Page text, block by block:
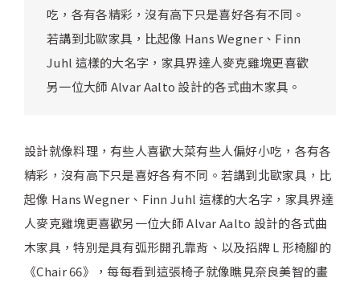
吃，各有各精彩，沒有高下只是喜好各有不同。
若講到北歐家具，比起像 Hans Wegner、Finn
Juhl 這樣的大名字，家具界達人麥克雞塊更喜歡
另一位大師 Alvar Aalto 設計的各式曲木家具。
設計就像料理，有些人喜歡大菜有些人偏好小吃，各有各
精彩，沒有高下只是喜好各有不同。若講到北歐家具，比
起像 Hans Wegner、Finn Juhl 這樣的大名字，家具界達
人麥克雞塊更喜歡另一位大師 Alvar Aalto 設計的各式曲
木家具，特別是具有弧形開孔靠背、以及招牌 L 形椅腳的
《Chair 66》，每每看到這張椅子就像瞧見奈良美智的畫